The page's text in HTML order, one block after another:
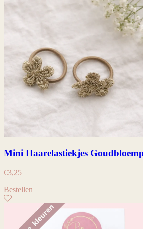
Mini Haarelastiekjes
€3,25
Bestellen